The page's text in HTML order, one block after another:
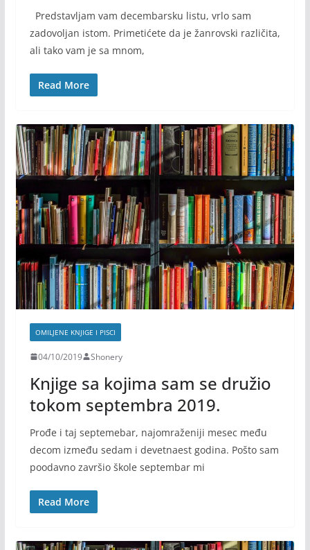
Predstavljam vam decembarsku listu, vrlo sam
zadovoljan istom. Primetićete da je žanrovski različita,
ali tako vam je sa mnom,
Read More
OMILJENE KNJIGE I PISCI
04/10/2019 Shonery
Knjige sa kojima sam se družio
tokom septembra 2019.
Prođe i taj septemebar, najomraženiji mesec među
decom između sedam i devetnaest godina. Pošto sam
poodavno završio škole septembar mi
Read More